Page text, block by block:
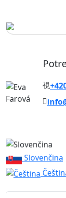
Slovenčina